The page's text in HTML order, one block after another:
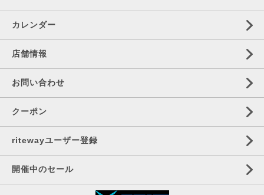
カレンダー
店舗情報
お問い合わせ
クーポン
ritewayユーザー登録
開催中のセール